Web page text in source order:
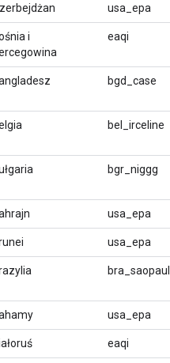
usa_epa
i
eaqi
bgd_case
bel_irceline
bgr_niggg
usa_epa
usa_epa
usa_epa
eaqi